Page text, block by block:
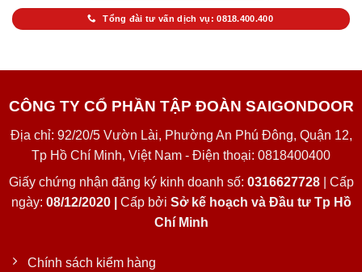
Tổng đài tư vấn dịch vụ: 0818.400.400
CÔNG TY CỔ PHẦN TẬP ĐOÀN SAIGONDOOR
Địa chỉ: 92/20/5 Vườn Lài, Phường An Phú Đông, Quận 12,
Tp Hồ Chí Minh, Việt Nam - Điện thoại: 0818400400
Giấy chứng nhận đăng ký kinh doanh số: 0316627728| Cấp
ngày: 08/12/2020 | Cấp bởi Sở kế hoạch và Đầu tư Tp Hồ
Chí Minh
Chính sách kiểm hàng